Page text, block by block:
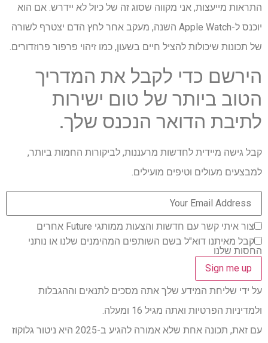
התראות מייעצות, אני מקווה שסוג זה של כיול לא יידרש. אם הוא
יוכנס ל-Apple Watch השנה, מעקב אחר לחץ הדם יצטרף לשורה
של תכונות שיכולות להציל חיים בשעון, כמו זיהוי פרפור פרוזדורים.
הירשם כדי לקבל את המדריך
הטוב ביותר של טום ישירות
לתיבת הדואר הנכנס שלך.
קבל גישה מיידית לחדשות מרעננות, לביקורות החמות ביותר,
למבצעים מעולים וטיפים מועילים.
צור איתי קשר עם חדשות והצעות ממותגי Future אחרים
קבל מאיתנו דוא"ל בשם השותפים המהימנים שלנו או נותני
החסות שלנו
על ידי שליחת המידע שלך אתה מסכים לתנאים וההגבלות
ולמדיניות הפרטיות ואתה מגיל 16 ומעלה.
עם זאת, תכונה אחת שלא אמורה להגיע ב-2025 היא ניטור גלוקוז